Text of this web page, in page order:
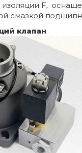
изоляции F,
смазкой
клапан